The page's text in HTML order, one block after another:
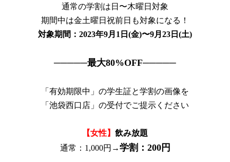
通常の学割は日〜木曜日対象
期間中は金土曜日祝前日も対象になる！
対象期間：2023年9月1日(金)〜9月23日(土)
─────最大80%OFF─────
「有効期限中」の学生証と学割の画像を
「池袋西口店」の受付でご提示ください
【女性】 飲み放題
通常：1,000円→学割：200円